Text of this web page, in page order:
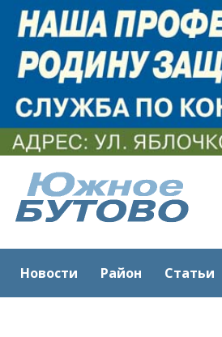
Новости Район Статьи